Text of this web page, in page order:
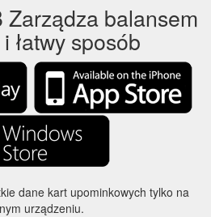
Zarządza balansem
łatwy sposób
dane kart upominkowych tylko na
urządzeniu.